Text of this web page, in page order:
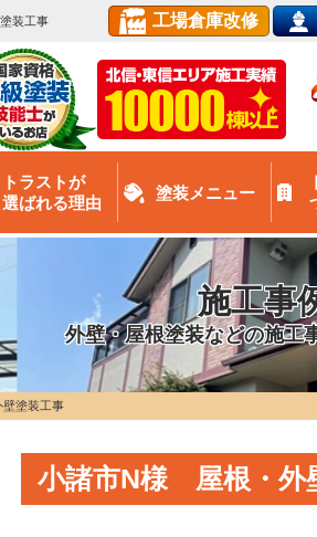
装工事 工場倉庫改修
トラストが
選ばれる理由
塗装メニュー
施工事
外壁・屋根塗装などの施工
塗装工事
小諸市N様 屋根・外